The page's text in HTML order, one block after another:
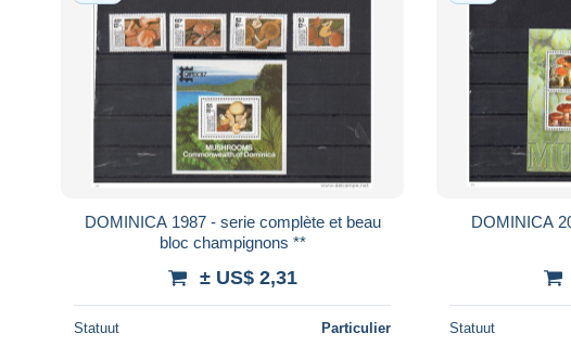
DOMINICA 1987 - serie complète et beau
bloc champignons **
± US$ 2,31
Statuut Particulier Statuut